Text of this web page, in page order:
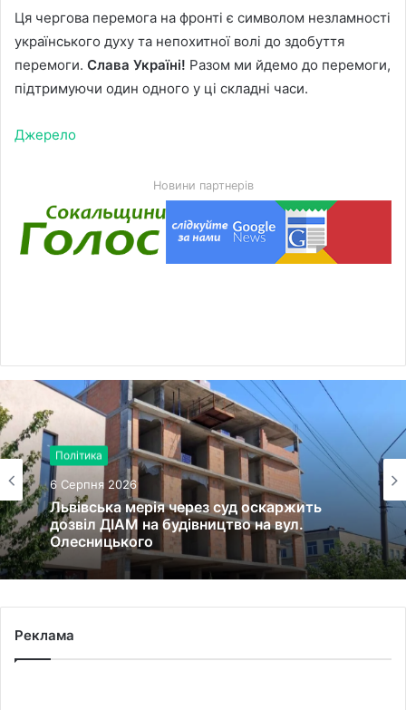
Ця чергова перемога на фронті є символом незламності
українського духу та непохитної волі до здобуття
перемоги. Слава Україні! Разом ми йдемо до перемоги,
підтримуючи один одного у ці складні часи.
Джерело
Новини партнерів
Політика
6 Серпня 2026
Львівська мерія через суд оскаржить
дозвіл ДІАМ на будівництво на вул.
Олесницького
Реклама